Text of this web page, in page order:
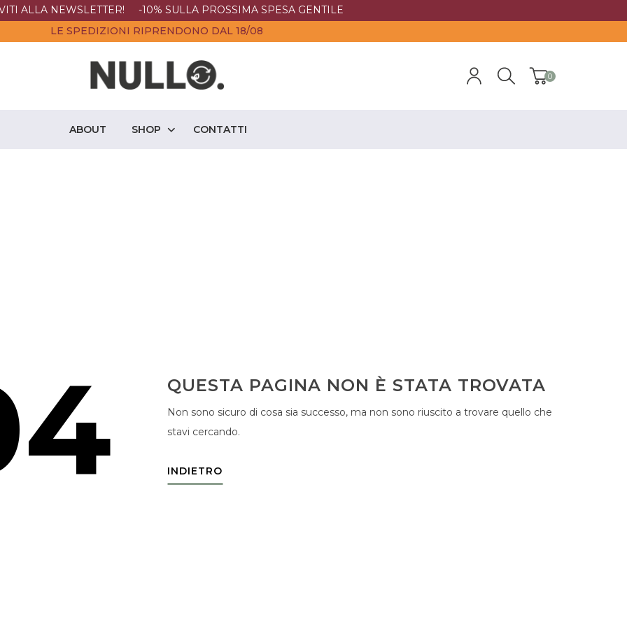
ALLA NEWSLETTER! -10% SULLA PROSSIMA SPESA GENTILE
LE SPEDIZIONI RIPRENDONO DAL 18/08
0
ABOUT SHOP CONTATTI
QUESTA PAGINA NON È STATA TROVATA
Non sono sicuro di cosa sia successo, ma non sono riuscito a trovare quello che
stavi cercando.
INDIETRO